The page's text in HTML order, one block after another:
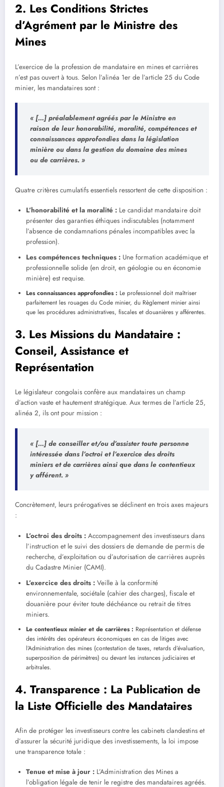
2. Les Conditions Strictes
d’Agrément par le Ministre des
Mines
L’exercice de la profession de mandataire en mines et carrières
n’est pas ouvert à tous. Selon l’alinéa 1er de l’article 25 du Code
minier, les mandataires sont :
« […] préalablement agréés par le Ministre en
raison de leur honorabilité, moralité, compétences et
connaissances approfondies dans la législation
minière ou dans la gestion du domaine des mines
ou de carrières. »
Quatre critères cumulatifs essentiels ressortent de cette disposition :
L’honorabilité et la moralité : Le candidat mandataire doit
présenter des garanties éthiques indiscutables (notamment
l’absence de condamnations pénales incompatibles avec la
profession).
Les compétences techniques : Une formation académique et
professionnelle solide (en droit, en géologie ou en économie
minière) est requise.
Les connaissances approfondies : Le professionnel doit maîtriser
parfaitement les rouages du Code minier, du Règlement minier ainsi
que les procédures administratives, fiscales et douanières y afférentes.
3. Les Missions du Mandataire :
Conseil, Assistance et
Représentation
Le législateur congolais confère aux mandataires un champ
d’action vaste et hautement stratégique. Aux termes de l’article 25,
alinéa 2, ils ont pour mission :
« […] de conseiller et/ou d’assister toute personne
intéressée dans l’octroi et l’exercice des droits
miniers et de carrières ainsi que dans le contentieux
y afférent. »
Concrètement, leurs prérogatives se déclinent en trois axes majeurs
:
L’octroi des droits : Accompagnement des investisseurs dans
l’instruction et le suivi des dossiers de demande de permis de
recherche, d’exploitation ou d’autorisation de carrières auprès
du Cadastre Minier (CAMI).
L’exercice des droits : Veille à la conformité
environnementale, sociétale (cahier des charges), fiscale et
douanière pour éviter toute déchéance ou retrait de titres
miniers.
Le contentieux minier et de carrières : Représentation et défense
des intérêts des opérateurs économiques en cas de litiges avec
l’Administration des mines (contestation de taxes, retards d’évaluation,
superposition de périmètres) ou devant les instances judiciaires et
arbitrales.
4. Transparence : La Publication de
la Liste Officielle des Mandataires
Afin de protéger les investisseurs contre les cabinets clandestins et
d’assurer la sécurité juridique des investissements, la loi impose
une transparence totale :
Tenue et mise à jour : L’Administration des Mines a
l’obligation légale de tenir le registre des mandataires agréés.